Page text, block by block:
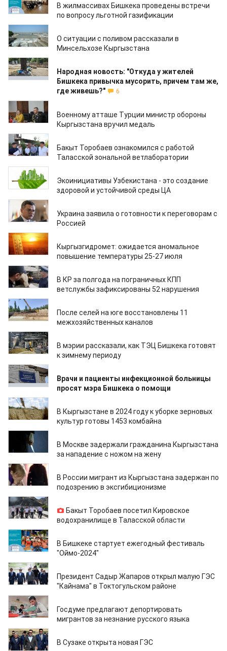
В жилмассивах Бишкека проведены встречи
по вопросу льготной газификации
25.07.2024
О ситуации с поливом рассказали в
Минсельхозе Кыргызстана
25.07.2024
Народная новость: "Откуда у жителей
Бишкека привычка мусорить, причем там же,
где живешь?"
6
25.07.2024
Военному атташе Турции министр обороны
Кыргызстана вручил медаль
25.07.2024
Бакыт Торобаев ознакомился с работой
Таласской зональной ветлаборатории
24.07.2024
Экоинициативы Узбекистана - это создание
здоровой и устойчивой среды ЦА
24.07.2024
Украина заявила о готовности к переговорам с
Россией
24.07.2024
Кыргызгидромет: ожидается аномальное
повышение температуры 25-27 июля
24.07.2024
В КР за полгода на пограничных КПП
ветслужбы зафиксированы 52 нарушения
24.07.2024
После селей на юге восстановлены 11
межхозяйственных каналов
24.07.2024
В мэрии рассказали, как ТЭЦ Бишкека готовят
к зимнему периоду
24.07.2024
Врачи и пациенты инфекционной больницы
просят мэра Бишкека о помощи
24.07.2024
В Кыргызстане в 2024 году к уборке зерновых
культур готовы 1453 комбайна
24.07.2024
В Москве задержали гражданина Кыргызстана
за нападение с ножом на жену
24.07.2024
В России мигрант из Кыргызстана задержан по
подозрению в эксгибиционизме
24.07.2024
Бакыт Торобаев посетил Кировское
водохранилище в Таласской области
23.07.2024
В Бишкеке стартует ежегодный фестиваль
"Оймо-2024"
23.07.2024
Президент Садыр Жапаров открыл малую ГЭС
"Кайнама" в Токтогульском районе
23.07.2024
Госдуме предлагают депортировать
мигрантов за незнание русского языка
23.07.2024
В Сузаке открыта новая ГЭС